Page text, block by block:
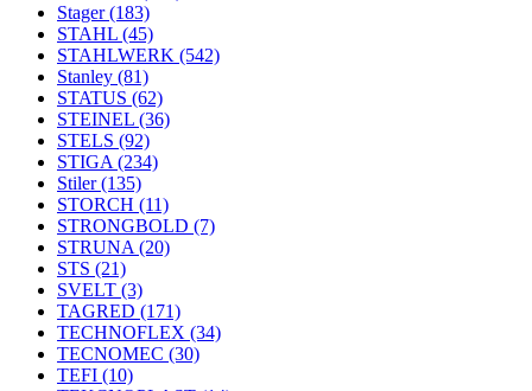
Stager(183)
STAHL (45)
STAHLWERK (542)
Stanley (81)
STATUS (62)
STEINEL (36)
STELS (92)
STIGA (234)
Stiler(135)
STORCH (11)
STRONGBOLD (7)
STRUNA (20)
STS (21)
SVELT (3)
TAGRED (171)
TECHNOFLEX (34)
TECNOMEC (30)
TEFI (10)